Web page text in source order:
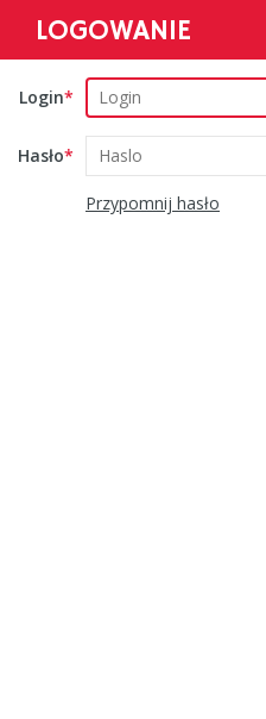
LOGOWANIE
Login
Hasło
Przypomnij hasło